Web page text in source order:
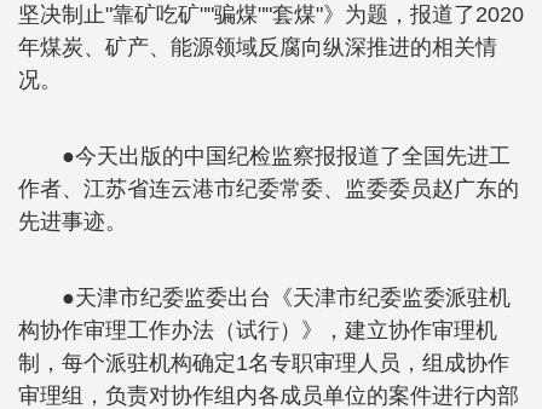
坚决制止"靠矿吃矿""骗煤""套煤"》为题，报道了2020
年煤炭、矿产、能源领域反腐向纵深推进的相关情
况。
●今天出版的中国纪检监察报报道了全国先进工
作者、江苏省连云港市纪委常委、监委委员赵广东的
先进事迹。
●天津市纪委监委出台《天津市纪委监委派驻机
构协作审理工作办法（试行）》，建立协作审理机
制，每个派驻机构确定1名专职审理人员，组成协作
审理组，负责对协作组内各成员单位的案件进行内部